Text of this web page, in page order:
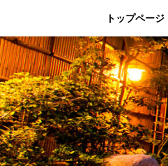
トップページ